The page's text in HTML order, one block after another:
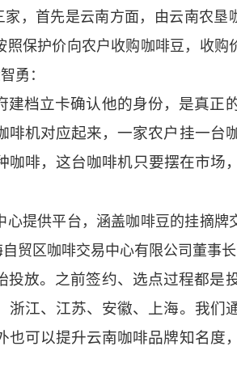
，首先是云南方面，由云南农垦
保护价向农户收购咖啡豆，收购
勇：
档立卡确认他的身份，是真正
机对应起来，一家农户挂一台
咖啡，这台咖啡机只要摆在市场
提供平台，涵盖咖啡豆的挂摘牌
贸区咖啡交易中心有限公司董事长
放。之前签约、选点过程都是
江、江苏、安徽、上海。我们
可以提升云南咖啡品牌知名度